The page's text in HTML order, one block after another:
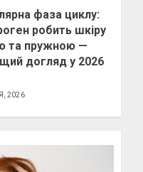
фаза циклу:
робить шкіру
та пружною —
догляд у 2026
2026